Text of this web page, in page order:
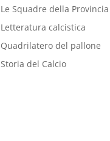
Le Squadre della Provincia
Letteratura calcistica
Quadrilatero del pallone
Storia del Calcio